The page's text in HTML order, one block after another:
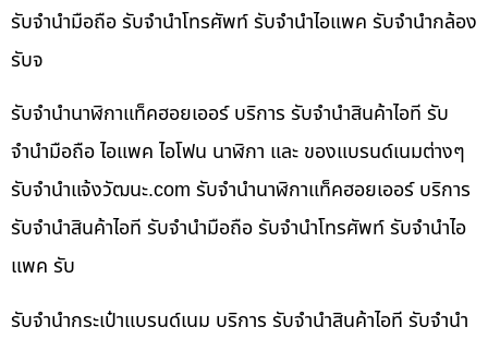
รับจำนำมือถือ รับจำนำโทรศัพท์ รับจำนำไอแพค รับจำนำกล้อง
รับจ
รับจำนำนาฬิกาแท็คฮอยเออร์ บริการ รับจำนำสินค้าไอที รับ
จำนำมือถือ ไอแพค ไอโฟน นาฬิกา และ ของแบรนด์เนมต่างๆ
รับจํานําแจ้งวัฒนะ.com รับจำนำนาฬิกาแท็คฮอยเออร์ บริการ
รับจำนำสินค้าไอที รับจำนำมือถือ รับจำนำโทรศัพท์ รับจำนำไอ
แพค รับ
รับจำนำกระเป๋าแบรนด์เนม บริการ รับจำนำสินค้าไอที รับจำนำ